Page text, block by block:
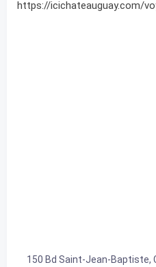
https://icichateauguay.com/
150 Bd Saint-Jean-Baptiste,